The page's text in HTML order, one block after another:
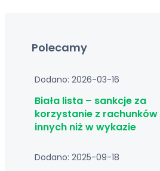
Polecamy
Dodano: 2026-03-16
Biała lista – sankcje za
korzystanie z rachunków
innych niż w wykazie
Dodano: 2025-09-18